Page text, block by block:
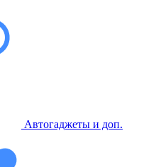
Автогаджеты и доп.